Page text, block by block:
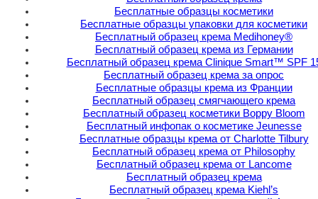
Бесплатные образцы косметики
Бесплатные образцы упаковки для косметики
Бесплатный образец крема Medihoney®
Бесплатный образец крема из Германии
Бесплатный образец крема Clinique Smart™ SPF
Бесплатный образец крема за опрос
Бесплатные образцы крема из Франции
Бесплатный образец смягчающего крема
Бесплатный образец косметики Boppy Bloom
Бесплатный инфопак о косметике Jeunesse
Бесплатные образцы крема от Charlotte Tilbury
Бесплатный образец крема от Philosophy
Бесплатный образец крема от Lancome
Бесплатный образец крема
Бесплатный образец крема Kiehl’s